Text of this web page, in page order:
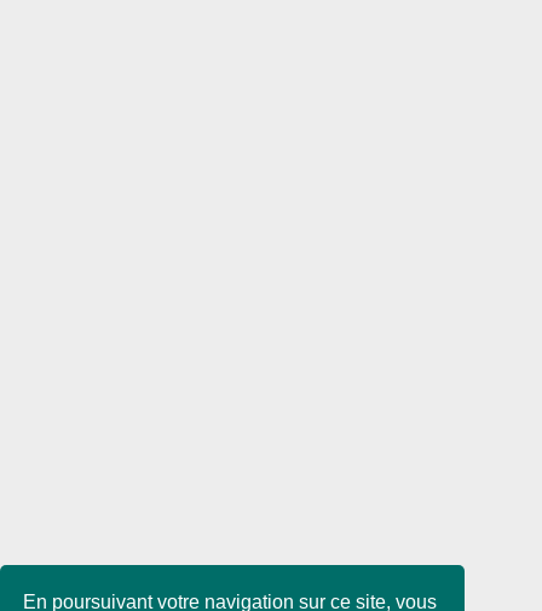
En poursuivant votre navigation sur ce site, vous